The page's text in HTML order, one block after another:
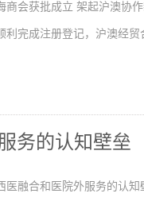
商会获批成立 架起沪澳协
利完成注册登记，沪澳经
务的认知壁垒
医融合和医院外服务的认